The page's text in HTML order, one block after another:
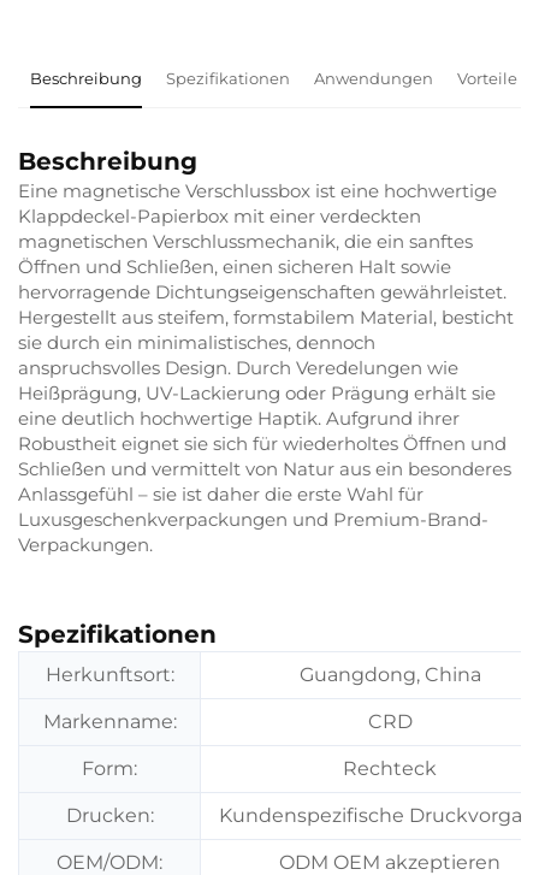
Beschreibung Spezifikationen Anwendungen Vorteile
Beschreibung
Eine magnetische Verschlussbox ist eine hochwertige
Klappdeckel-Papierbox mit einer verdeckten
magnetischen Verschlussmechanik, die ein sanftes
Öffnen und Schließen, einen sicheren Halt sowie
hervorragende Dichtungseigenschaften gewährleistet.
Hergestellt aus steifem, formstabilem Material, besticht
sie durch ein minimalistisches, dennoch
anspruchsvolles Design. Durch Veredelungen wie
Heißprägung, UV-Lackierung oder Prägung erhält sie
eine deutlich hochwertige Haptik. Aufgrund ihrer
Robustheit eignet sie sich für wiederholtes Öffnen und
Schließen und vermittelt von Natur aus ein besonderes
Anlassgefühl – sie ist daher die erste Wahl für
Luxusgeschenkverpackungen und Premium-Brand-
Verpackungen.
Spezifikationen
Herkunftsort: Guangdong, China
Markenname: CRD
Form: Rechteck
Drucken: Kundenspezifische
OEM/ODM: ODM OEM akzeptieren